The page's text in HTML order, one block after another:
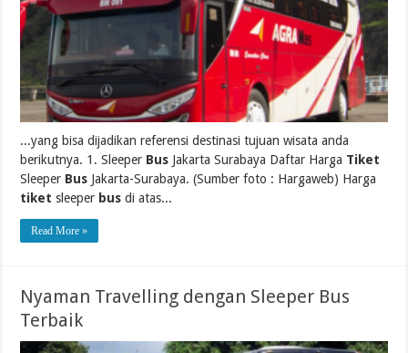
...yang bisa dijadikan referensi destinasi tujuan wisata anda
berikutnya. 1. Sleeper Bus Jakarta Surabaya Daftar Harga Tiket
Sleeper Bus Jakarta-Surabaya. (Sumber foto : Hargaweb) Harga
tiket sleeper bus di atas...
Read More »
Nyaman Travelling dengan Sleeper Bus
Terbaik